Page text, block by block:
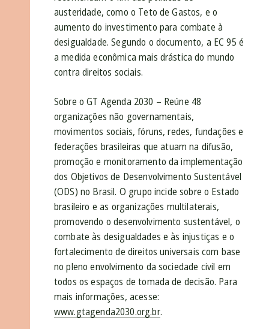
austeridade, como o Teto de Gastos, e o
aumento do investimento para combate à
desigualdade. Segundo o documento, a EC 95 é
a medida econômica mais drástica do mundo
contra direitos sociais.
Sobre o GT Agenda 2030 – Reúne 48
organizações não governamentais,
movimentos sociais, fóruns, redes, fundações e
federações brasileiras que atuam na difusão,
promoção e monitoramento da implementação
dos Objetivos de Desenvolvimento Sustentável
(ODS) no Brasil. O grupo incide sobre o Estado
brasileiro e as organizações multilaterais,
promovendo o desenvolvimento sustentável, o
combate às desigualdades e às injustiças e o
fortalecimento de direitos universais com base
no pleno envolvimento da sociedade civil em
todos os espaços de tomada de decisão. Para
mais informações, acesse:
www.gtagenda2030.org.br.